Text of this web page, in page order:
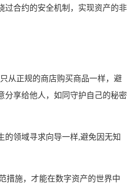
过合约的安全机制，实现资产的非
从正规的商店购买商品一样，避
分享给他人，如同守护自己的秘密
的领域寻求向导一样,避免因无知
措施，才能在数字资产的世界中